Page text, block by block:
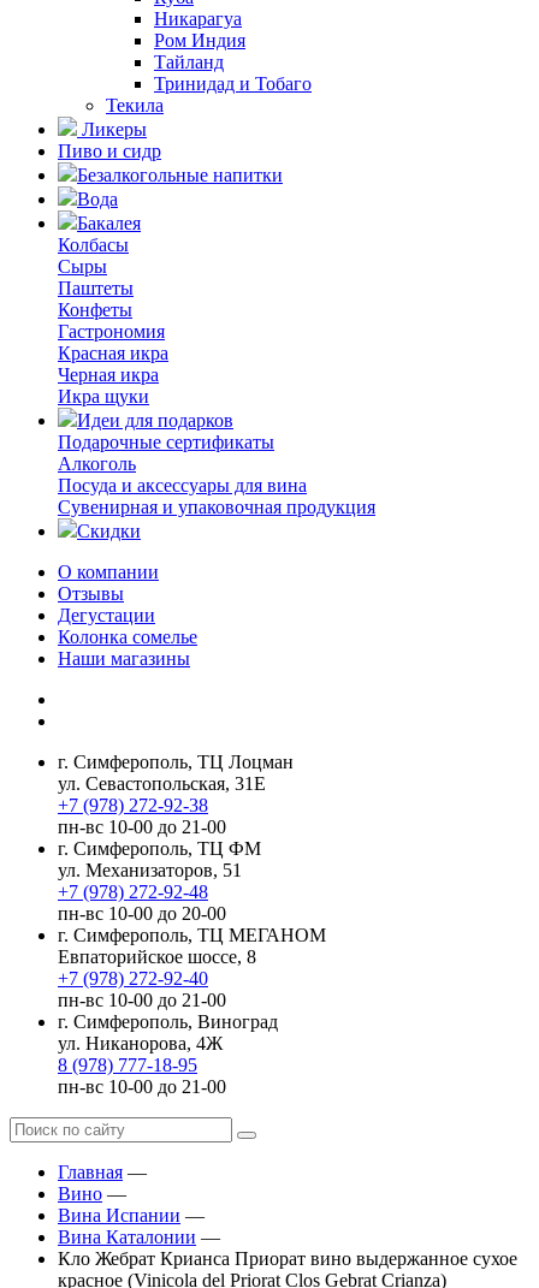
Никарагуа
Ром Индия
Тайланд
Тринидад и Тобаго
Текила
Ликеры
Пиво и сидр
Безалкогольные напитки
Вода
Бакалея
Колбасы
Сыры
Паштеты
Конфеты
Гастрономия
Красная икра
Черная икра
Икра щуки
Идеи для подарков
Подарочные сертификаты
Алкоголь
Посуда и аксессуары для вина
Сувенирная и упаковочная продукция
Скидки
О компании
Отзывы
Дегустации
Колонка сомелье
Наши магазины
г. Симферополь, ТЦ Лоцман
ул. Севастопольская, 31Е
+7 (978) 272-92-38
пн-вс 10-00 до 21-00
г. Симферополь, ТЦ ФМ
ул. Механизаторов, 51
+7 (978) 272-92-48
пн-вс 10-00 до 20-00
г. Симферополь, ТЦ МЕГАНОМ
Евпаторийское шоссе, 8
+7 (978) 272-92-40
пн-вс 10-00 до 21-00
г. Симферополь, Виноград
ул. Никанорова, 4Ж
8 (978) 777-18-95
пн-вс 10-00 до 21-00
Главная —
Вино —
Вина Испании —
Вина Каталонии —
Кло Жебрат Крианса Приорат вино выдержанное сухое
красное (Vinicola del Priorat Clos Gebrat Crianza)